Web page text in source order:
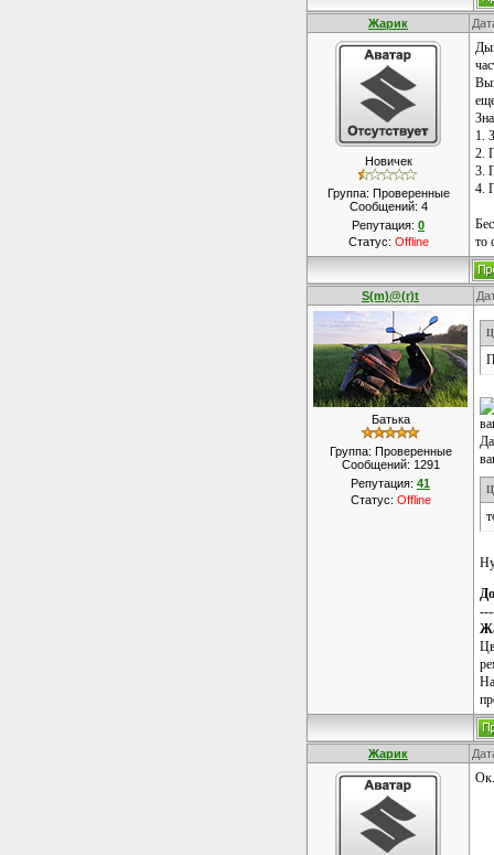
Жарик
Новичек
Группа: Проверенные
Сообщений: 4
Репутация: 0
Статус: Offline
1.
2.
3.
4.
то
S(m)@(r)t
Батька
Группа: Проверенные
Сообщений: 1291
Репутация: 41
Статус: Offline
Жарик